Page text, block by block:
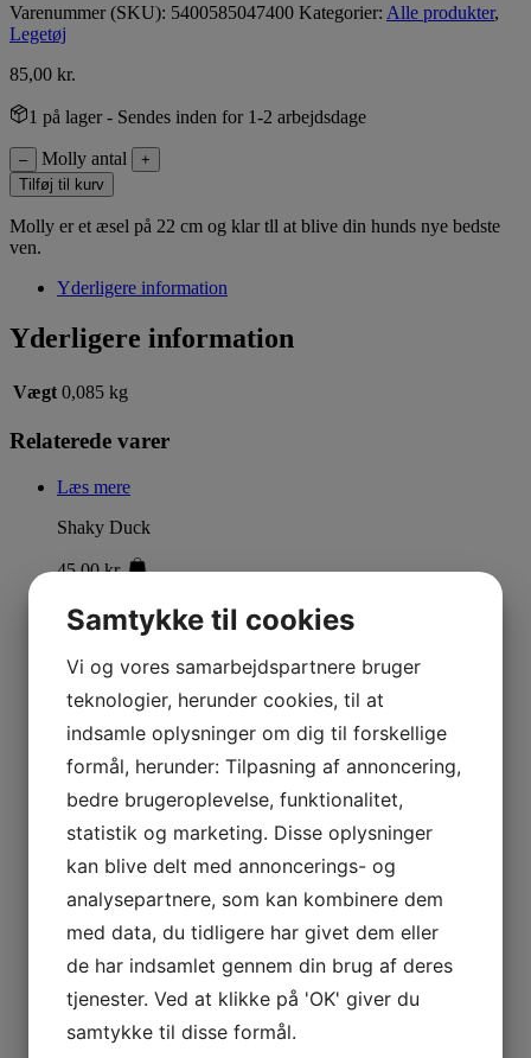
Varenummer (SKU): 5400585047400 Kategorier: Alle produkter,
Legetøj
85,00 kr.
1 på lager - Sendes inden for 1-2 arbejdsdage
– Molly antal
+
Tilføj til kurv
Molly er et æsel på 22 cm og klar tll at blive din hunds nye bedste
ven.
Yderligere information
Yderligere information
Vægt 0,085 kg
Relaterede varer
Læs mere
Shaky Duck
45,00kr.
may be chosen on the product page
39,95kr.
Pungrotte – Bite Force Kevlar
170,00kr.
Læs mere This product has multiple variants. The options
may be chosen on the product page
64,95 kr.
Læs mere This product has multiple variants. The options
may be chosen on the product page
Chuckit Ultra Squeaker Ball
Samtykke til cookies
Vi og vores samarbejdspartnere bruger
teknologier, herunder cookies, til at
indsamle oplysninger om dig til forskellige
formål, herunder: Tilpasning af annoncering,
bedre brugeroplevelse, funktionalitet,
statistik og marketing. Disse oplysninger
kan blive delt med annoncerings- og
analysepartnere, som kan kombinere dem
med data, du tidligere har givet dem eller
de har indsamlet gennem din brug af deres
tjenester. Ved at klikke på 'OK' giver du
samtykke til disse formål.